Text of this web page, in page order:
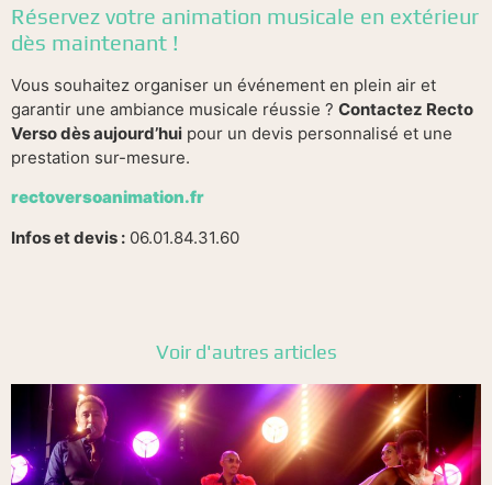
Réservez votre animation musicale en extérieur
dès maintenant !
Vous souhaitez organiser un événement en plein air et
garantir une ambiance musicale réussie ? Contactez Recto
Verso dès aujourd’hui pour un devis personnalisé et une
prestation sur-mesure.
rectoversoanimation.fr
Infos et devis : 06.01.84.31.60
Voir d'autres articles